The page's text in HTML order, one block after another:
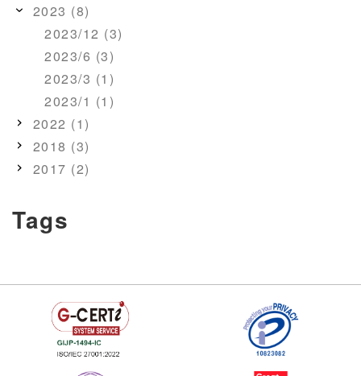
2023 (8)
2023/12 (3)
2023/6 (3)
2023/3 (1)
2023/1 (1)
2022 (1)
2018 (3)
2017 (2)
Tags